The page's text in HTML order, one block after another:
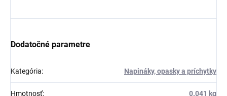
Dodatočné parametre
Kategória: Napináky, opasky a príchytky
Hmotnosť: 0.041 kg